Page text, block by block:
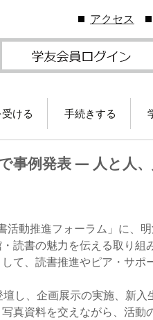
アクセス
ける
用
卒業生メール
卒業生メー
(MGメール)
月卒業生以
ス
手続きする
住所等変更につい
各種証明書の発行
学友会費および納
法
学友会で発行して
ID・パスワードに
て
事例発表 ― 人と人
動推進フォーラム」に、
書の魅力を伝える取り組
て、読書推進やピア・サ
し、企画展示の実施、新
真資料を交えながら、活動